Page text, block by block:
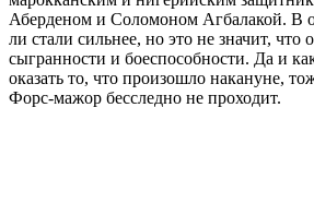
Аберденом и Соломоном Агбалакой. В
ли стали сильнее, но это не значит, что
сыгранности и боеспособности. Да и
оказать то, что произошло накануне,
Форс-мажор бесследно не проходит.